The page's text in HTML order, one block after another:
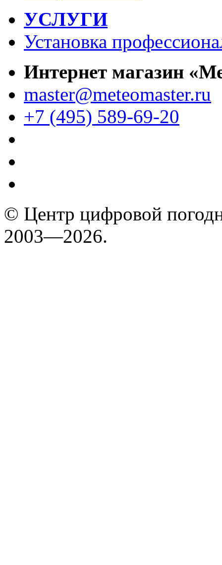
УСЛУГИ
Установка
Интернет магазин
master@meteomaster.ru
+7 (495) 589-69-20
© Центр цифровой
2003—2026.